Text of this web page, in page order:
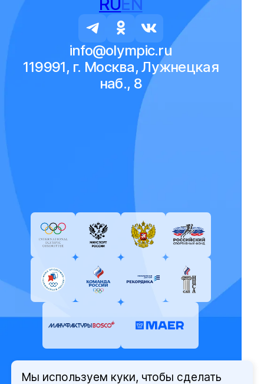
info@olympic.ru
119991, г. Москва, Лужнецкая
наб., 8
Мы используем куки, чтобы сделать